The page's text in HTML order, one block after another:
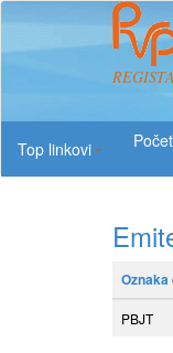
Top linkovi
PBJT